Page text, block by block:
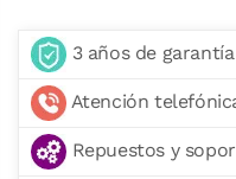
3 años de garantía
Atención
Repuestos y